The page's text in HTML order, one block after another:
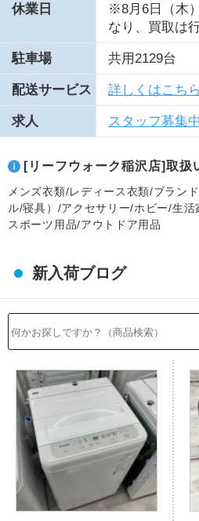
休業日
※8月6日（木
なり、買取は
駐車場 共用2129台
配送サービス 詳しくはこちら
求人 スタッフ募集中
[リーフウォーク稲沢店]取扱
メンズ衣類/レディース衣類/ブラン
ル/寝具）/アクセサリー/ホビー/生
スポーツ用品/アウトドア用品
新入荷ブログ